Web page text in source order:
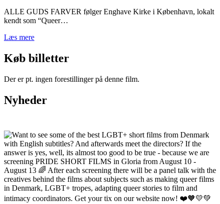
ALLE GUDS FARVER følger Enghave Kirke i København, lokalt
kendt som “Queer…
Læs mere
Køb billetter
Der er pt. ingen forestillinger på denne film.
Nyheder